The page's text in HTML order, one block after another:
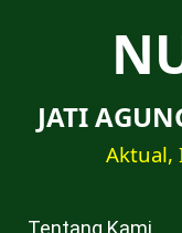
JATI
Aktual,
Tentang Kami